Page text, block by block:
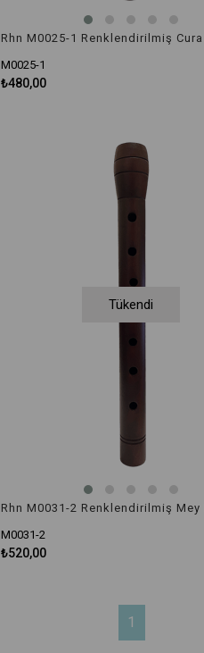
M0025-1
₺480,00
Tükendi
M0031-2
₺520,00
1